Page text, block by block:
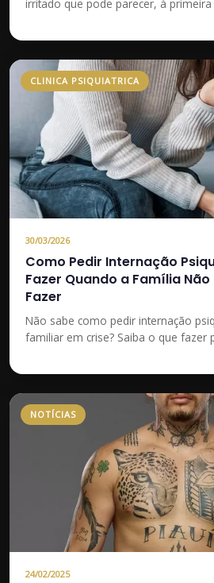
irritado que pode parecer, à primeira
CLINICA PSIQUIATRICA
30/03/2026
Como Pedir Internação
Fazer Quando a Família Não
Fazer
Não sabe como pedir internação
familiar em crise? Saiba o que fazer
NOTÍCIAS
24/02/2025